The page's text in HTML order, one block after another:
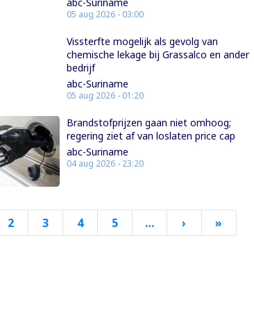
05 aug 2026 - 03:00
Vissterfte mogelijk als gevolg van
chemische lekage bij Grassalco en ander
bedrijf
abc-Suriname
05 aug 2026 - 01:20
Brandstofprijzen gaan niet omhoog;
regering ziet af van loslaten price cap
abc-Suriname
04 aug 2026 - 23:20
2 3 4 5 … › Volgende
pagina
»
pagina